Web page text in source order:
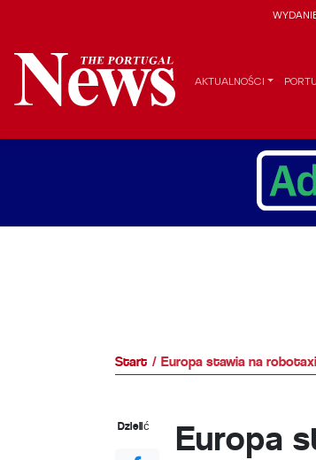
AKTUALNOŚCI
Start Europa stawia na
Europa
Dzielić